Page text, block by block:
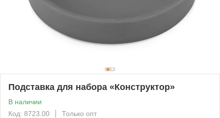
Подставка для набора «Конструктор»
В наличии
Код: 8723.00
Только опт